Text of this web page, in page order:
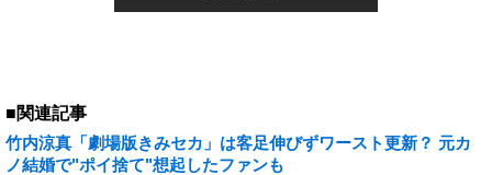
■関連記事
竹内涼真「劇場版きみセカ」は客足伸びずワースト更新？ 元カ
ノ結婚で"ポイ捨て"想起したファンも